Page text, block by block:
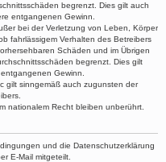
begrenzt. Dies gilt auch
entgangenen Gewinn.
bei der Verletzung von Leben, Körper
fahrlässigem Verhalten des Betreibers
Schäden und im Übrigen
begrenzt. Dies gilt
Gewinn.
gilt sinngemäß auch zugunsten der
nationalem Recht bleiben unberührt.
und die Datenschutzerklärung
E-Mail mitgeteilt.